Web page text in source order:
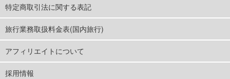
特定商取引法に関する表記
旅行業務取扱料金表(国内旅行)
アフィリエイトについて
採用情報